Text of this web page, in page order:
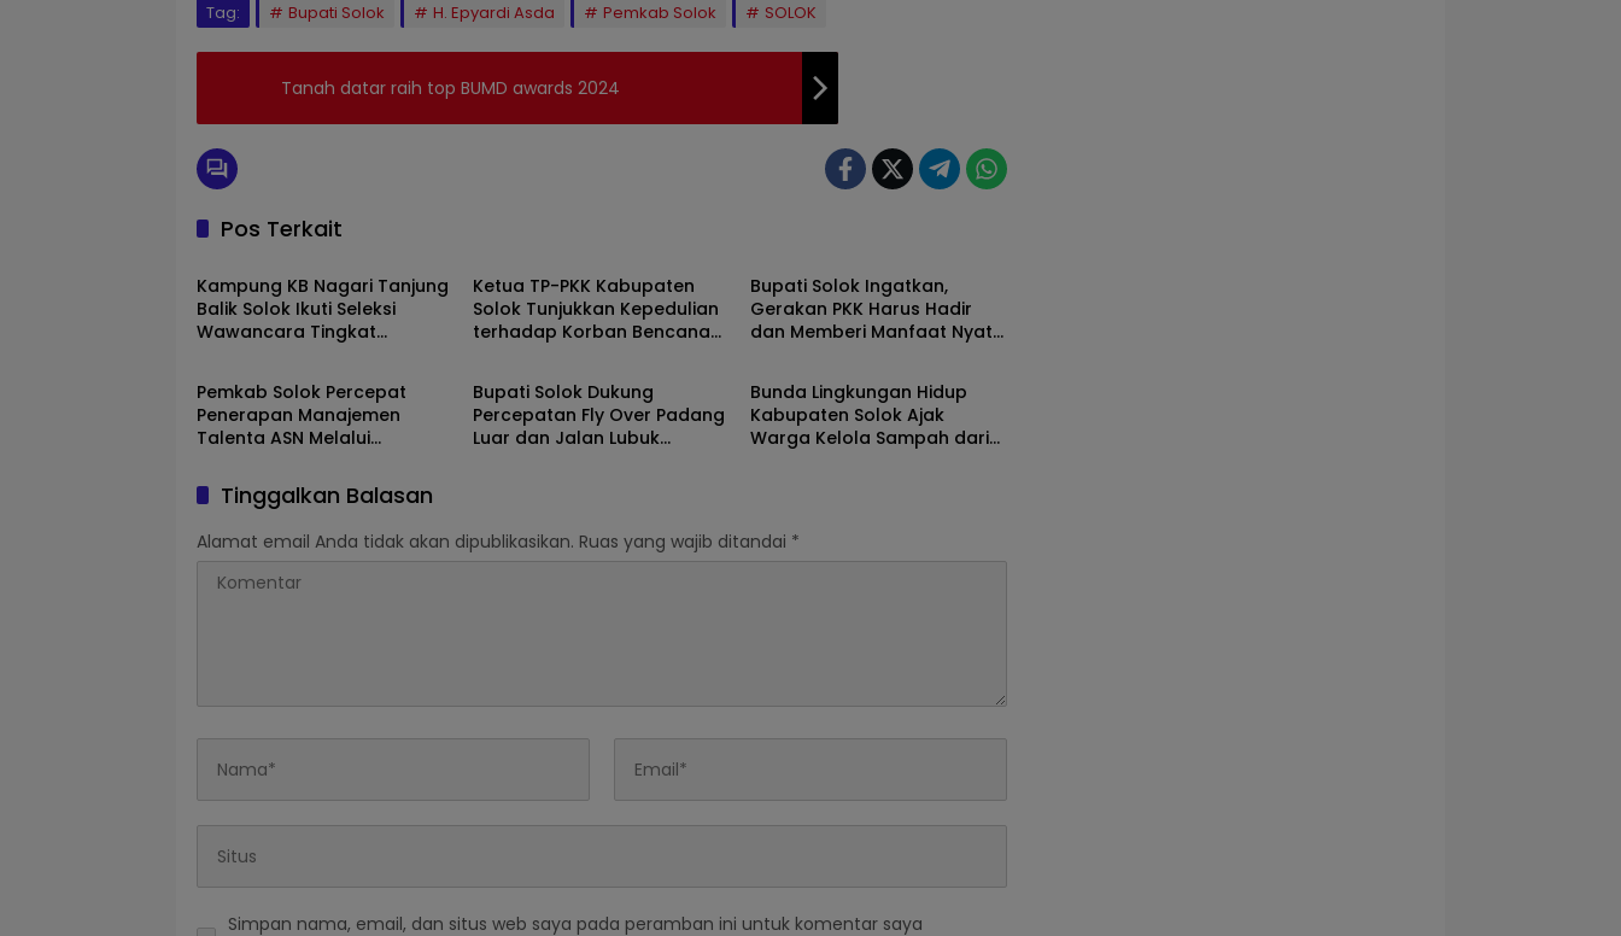
Tag: Bupati Solok H. Epyardi Asda Pemkab Solok SOLOK
Tanah datar raih top BUMD awards 2024
Pos Terkait
Solok
Kampung KB Nagari Tanjung
Balik Solok Ikuti Seleksi
Wawancara Tingkat
Ketua TP-PKK Kabupaten
Solok Tunjukkan Kepedulian
terhadap Korban Bencana
Bupati Solok Ingatkan,
Gerakan PKK Harus Hadir
dan Memberi Manfaat Nyata
Solok
Pemkab Solok Percepat
Penerapan Manajemen
Talenta ASN Melalui
Solok
Bupati Solok Dukung
Percepatan Fly Over Padang
Luar dan Jalan Lubuk
Solok
Bunda Lingkungan Hidup
Kabupaten Solok Ajak
Warga Kelola Sampah dari
Tinggalkan Balasan
Alamat email Anda tidak akan dipublikasikan. Ruas yang wajib ditandai *
Simpan nama, email, dan situs web saya pada peramban ini untuk komentar saya